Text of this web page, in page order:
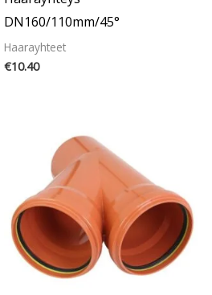
DN160/110mm/45°
Haarayhteet
€10.40